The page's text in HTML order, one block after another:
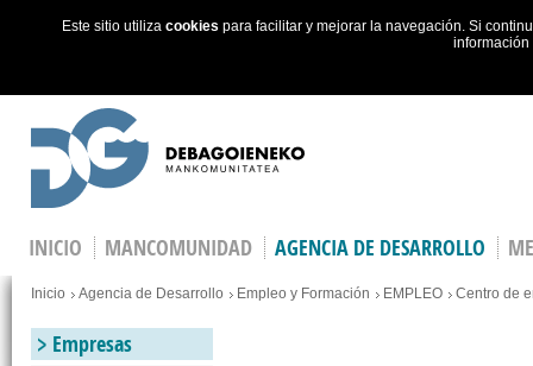
Este sitio utiliza cookies para facilitar y mejorar la navegación. Si
INICIO MANCOMUNIDAD AGENCIA DE DESARROLLO
You are here
Inicio Agencia de Desarrollo Empleo y Formación EMPLEO Centro de
Empresas